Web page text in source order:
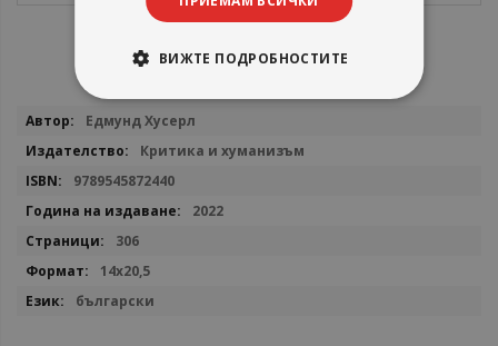
Повече
Едмунд Хусерл
Критика и хуманизъм
9789545872440
2022
306
14x20,5
български
ВИЖТЕ ПОДРОБНОСТИТЕ